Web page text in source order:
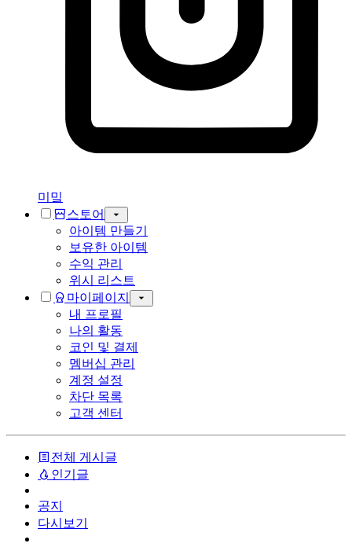
미밐
스토어
아이템 만들기
보유한 아이템
수익 관리
위시 리스트
마이페이지
내 프로필
나의 활동
코인 및 결제
멤버십 관리
계정 설정
차단 목록
고객 센터
전체 게시글
인기글
공지
다시보기